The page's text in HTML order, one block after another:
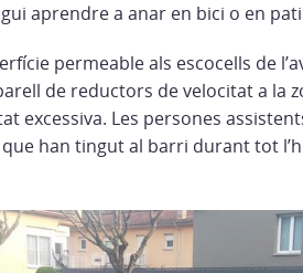
aprendre a anar en bici o en
permeable als escocells de
de reductors de velocitat a la
excessiva. Les persones
han tingut al barri durant tot